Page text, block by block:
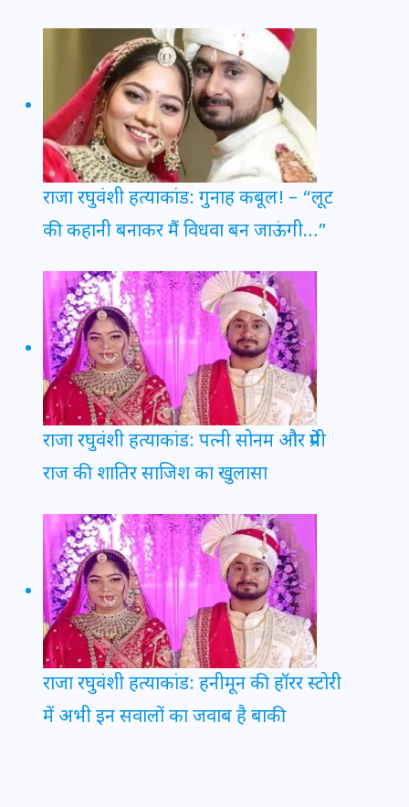
राजा रघुवंशी हत्याकांड: गुनाह कबूल! – “लूट
की कहानी बनाकर मैं विधवा बन जाऊंगी…”
राजा रघुवंशी हत्याकांड: पत्नी सोनम और प्रेमी
राज की शातिर साजिश का खुलासा
राजा रघुवंशी हत्याकांड: हनीमून की हॉरर स्टोरी
में अभी इन सवालों का जवाब है बाकी